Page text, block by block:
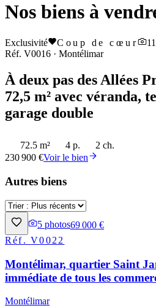
Nos biens à
Exclusivité Coup de cœur 11
Réf. V0016 · Montélimar
À deux pas des Allées
72,5 m² avec véranda,
garage double
72.5 m² 4 p.
2 ch.
230 900 €Voir le bien
Autres biens
5 photos69 000 €
Réf.V0022
Montélimar, quartier Saint
immédiate de tous les
Montélimar